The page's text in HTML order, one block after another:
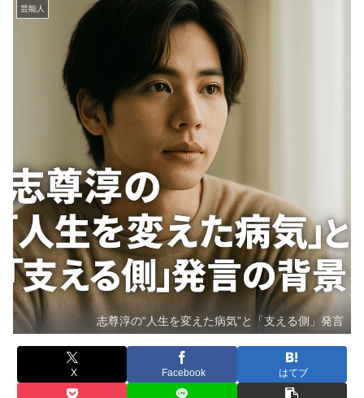
芸能人
志尊淳の“人生を変えた病気”と「支える側」発言
X Facebook はてブ